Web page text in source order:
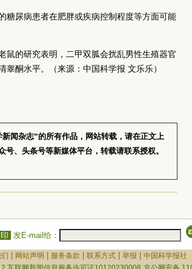
糖尿病患者在肥胖或疾病控制程度等方面可能
鼠的研究表明，二甲双胍会扰乱男性生殖器官
酮水平。（来源：中国科学报 文乐乐）
闻杂志”的所有作品，网站转载，请在正文上
、头条号等新媒体平台，转载请联系授权。
发E-mail给：
网站声明 服务条款 联系方式| 举报
中国科学报社